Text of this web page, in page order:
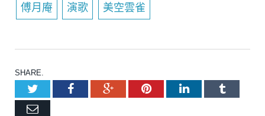
傅月庵 演歌 美空雲雀
SHARE.
TwitterFacebookGoogle+PinterestLinkedInTumblr
Email